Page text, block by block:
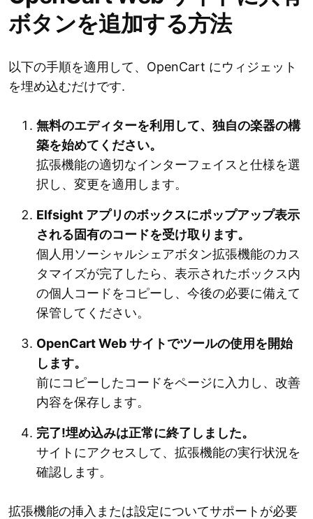
ボタンを追加する方法
以下の手順を適用して、OpenCart にウィジェット
を埋め込むだけです.
無料のエディターを利用して、独自の楽器の構
築を始めてください。
拡張機能の適切なインターフェイスと仕様を選
択し、変更を適用します。
Elfsight アプリのボックスにポップアップ表示
される固有のコードを受け取ります。
個人用ソーシャルシェアボタン拡張機能のカス
タマイズが完了したら、表示されたボックス内
の個人コードをコピーし、今後の必要に備えて
保管してください。
OpenCart Web サイトでツールの使用を開始
します。
前にコピーしたコードをページに入力し、改善
内容を保存します。
完了!埋め込みは正常に終了しました。
サイトにアクセスして、拡張機能の実行状況を
確認します。
拡張機能の挿入または設定についてサポートが必要